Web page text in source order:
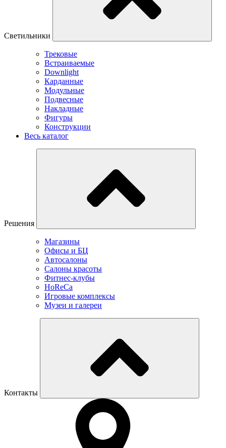
Светильники
Трековые
Встраиваемые
Downlight
Карданные
Модульные
Подвесные
Накладные
Фигуры
Конструкции
Весь каталог
Решения
Магазины
Офисы и БЦ
Автосалоны
Салоны красоты
Фитнес-клубы
HoReCa
Игровые комплексы
Музеи и галереи
Контакты